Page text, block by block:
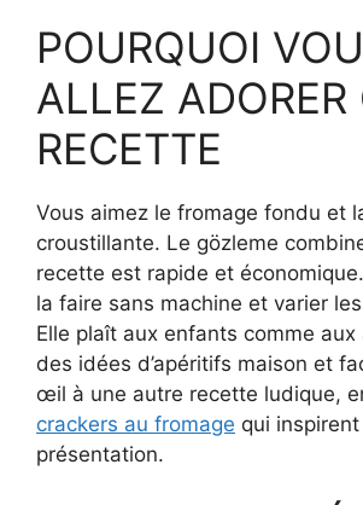
POURQUOI
ALLEZ ADORER
RECETTE
Vous aimez le fromage fondu et
croustillante. Le gözleme
recette est rapide et
la faire sans machine et varier
Elle plaît aux enfants comme
des idées d’apéritifs maison et
œil à une autre recette ludique,
crackers au fromage qui inspirent
présentation.